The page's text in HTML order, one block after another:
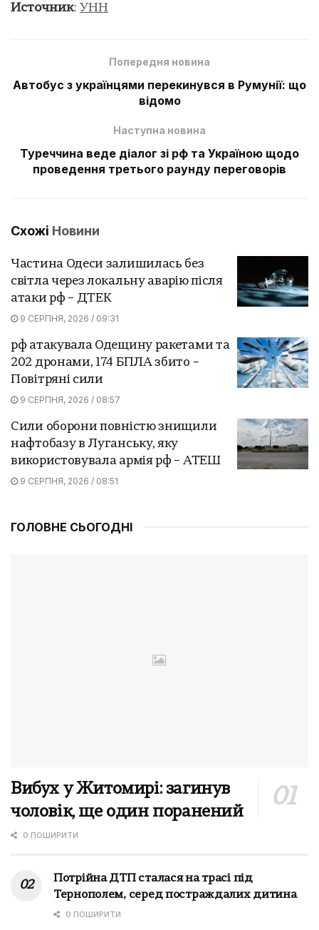
Источник: УНН
Попередня новина
Автобус з українцями перекинувся в Румунії: що
відомо
Наступна новина
Туреччина веде діалог зі рф та Україною щодо
проведення третього раунду переговорів
Схожі Новини
Частина Одеси залишилась без
світла через локальну аварію після
атаки рф – ДТЕК
9 СЕРПНЯ, 2026 / 09:31
рф атакувала Одещину ракетами та
202 дронами, 174 БПЛА збито –
Повітряні сили
9 СЕРПНЯ, 2026 / 08:57
Сили оборони повністю знищили
нафтобазу в Луганську, яку
використовувала армія рф – АТЕШ
9 СЕРПНЯ, 2026 / 08:51
ГОЛОВНЕ СЬОГОДНІ
Вибух у Житомирі: загинув
чоловік, ще один поранений
0 ПОШИРИТИ
Потрійна ДТП сталася на трасі під
Тернополем, серед постраждалих дитина
0 ПОШИРИТИ